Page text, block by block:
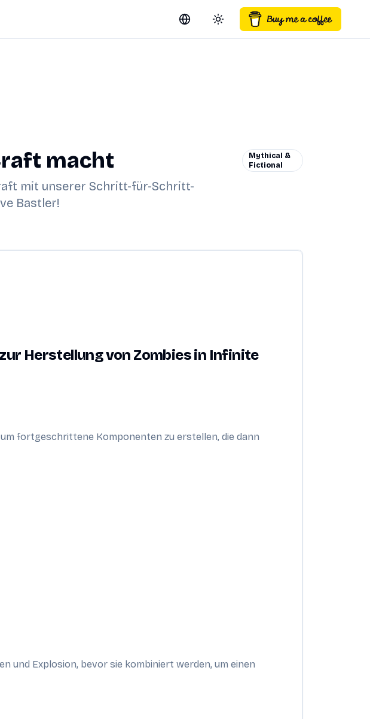
Switch language
Toggle theme
macht
mit unserer Schritt-für-Schritt-
Bastler!
Mythical &
Fictional
Herstellung von Zombies in Infinite
fortgeschrittene Komponenten zu erstellen, die dann
und Explosion, bevor sie kombiniert werden, um einen